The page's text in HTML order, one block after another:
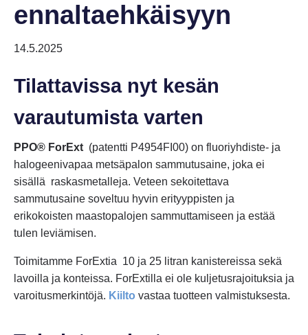
ennaltaehkäisyyn
14.5.2025
Tilattavissa nyt kesän
varautumista varten
PPO® ForExt (patentti P4954FI00) on fluoriyhdiste- ja
halogeenivapaa metsäpalon sammutusaine, joka ei
sisällä raskasmetalleja. Veteen sekoitettava
sammutusaine soveltuu hyvin erityyppisten ja
erikokoisten maastopalojen sammuttamiseen ja estää
tulen leviämisen.
Toimitamme ForExtia 10 ja 25 litran kanistereissa sekä
lavoilla ja konteissa. ForExtilla ei ole kuljetusrajoituksia ja
varoitusmerkintöjä. Kiilto vastaa tuotteen valmistuksesta.